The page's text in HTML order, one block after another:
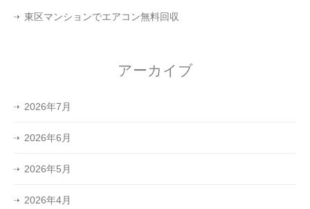
東区マンションでエアコン無料回収
アーカイブ
2026年7月
2026年6月
2026年5月
2026年4月